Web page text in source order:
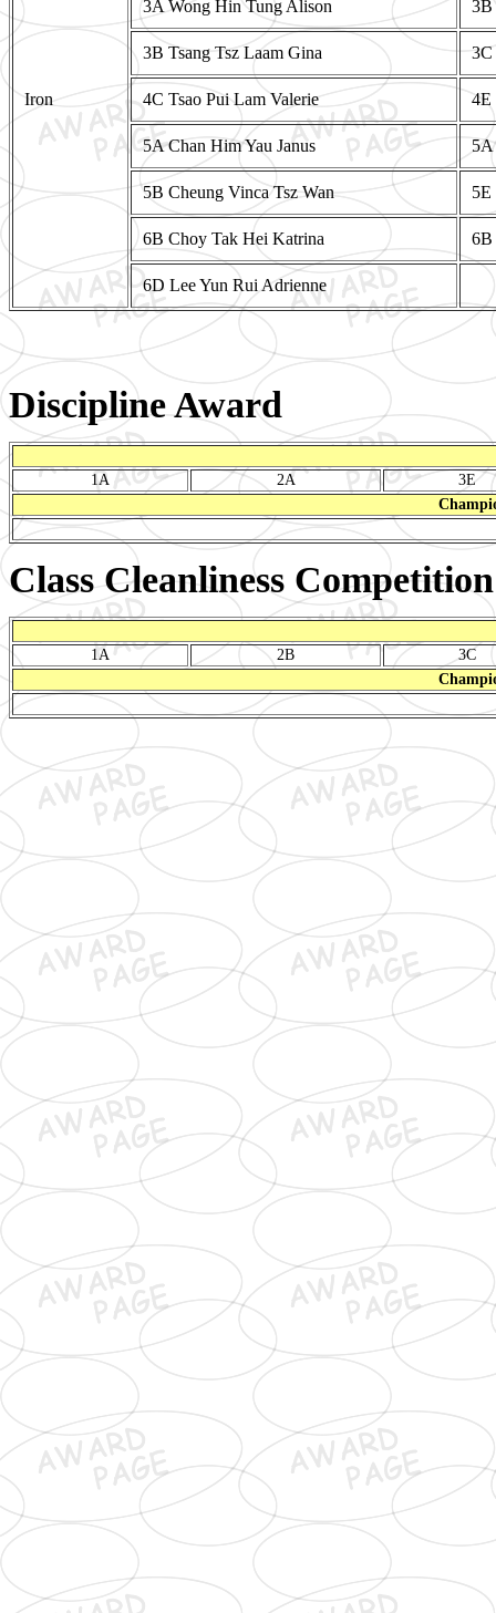
Iron
3A Wong Hin Tung Alison 3B
3B Tsang Tsz Laam Gina 3C
4C Tsao Pui Lam Valerie 4E
5A Chan Him Yau Janus 5A
5B Cheung Vinca Tsz Wan 5E
6B Choy Tak Hei Katrina 6B
6D Lee Yun Rui Adrienne
Discipline Award
1A 2A
3E
Class Cleanliness Competition
1A 2B
3C